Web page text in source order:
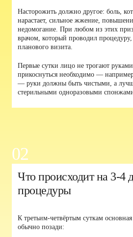
Насторожить должно другое: боль,
нарастает, сильное жжение,
недомогание. При любом из этих
врачом, который проводил
планового визита.
Первые сутки лицо не трогают
прикоснуться необходимо —
— руки должны быть чистыми, а
стерильными одноразовыми
02
Что происходит на 3-4
процедуры
К третьим-четвёртым суткам основная
обычно позади: